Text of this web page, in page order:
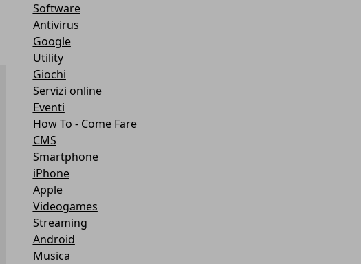
Software
Antivirus
Google
Utility
Giochi
Servizi online
Eventi
How To - Come Fare
CMS
Smartphone
iPhone
Apple
Videogames
Streaming
Android
Musica